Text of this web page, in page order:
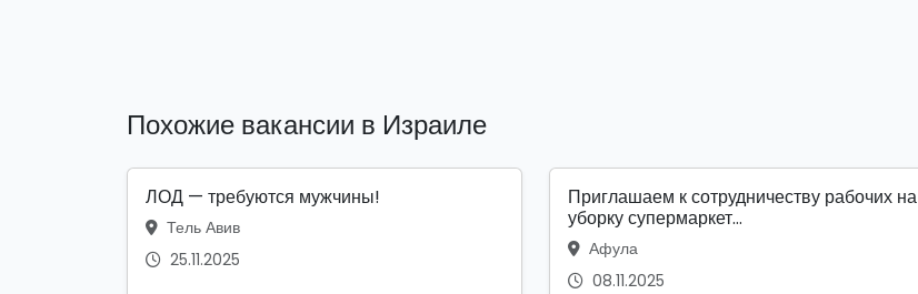
Похожие вакансии в Израиле
ЛОД — требуются мужчины!
Тель Авив
25.11.2025
Приглашаем к сотрудничеству рабочих на
уборку супермаркет...
Афула
08.11.2025